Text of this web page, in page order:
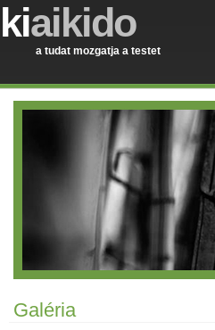
kiaikido
a tudat mozgatja a testet
Galéria